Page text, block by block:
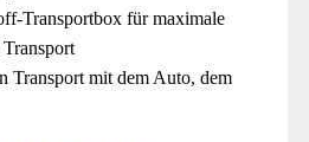
Transportbox für maximale
Transport mit dem Auto, dem